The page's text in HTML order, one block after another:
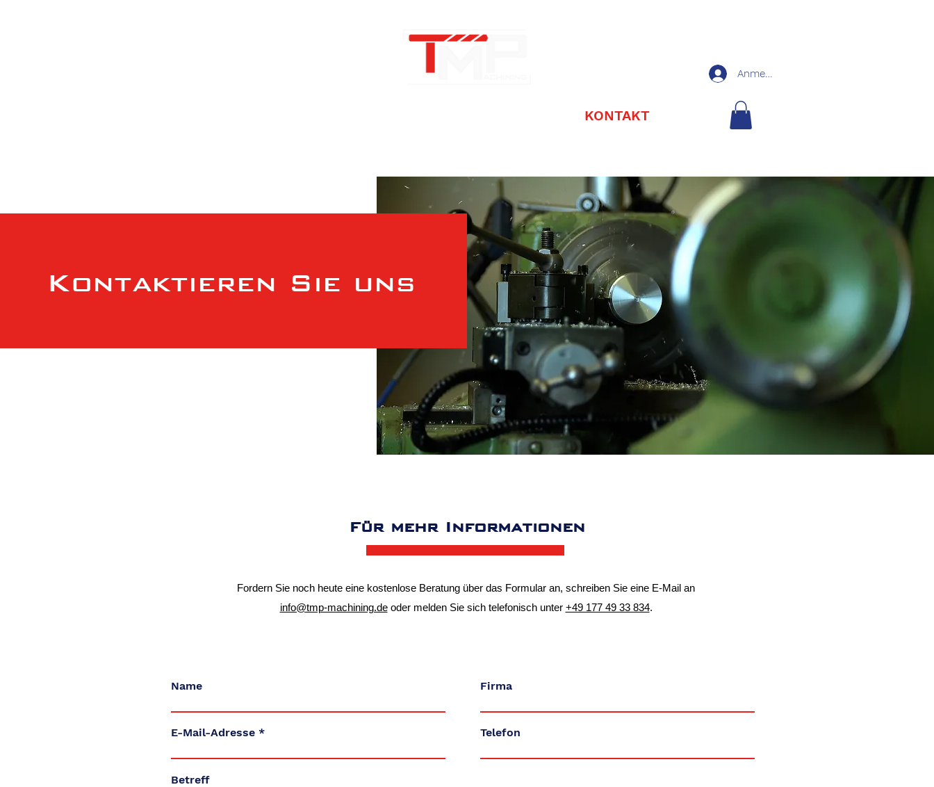
KONTAKT
Anmelden
Kontaktieren Sie uns
Für mehr Informationen
Fordern Sie noch heute eine kostenlose Beratung über das Formular an, schreiben Sie eine E-Mail an
info@tmp-machining.deoder melden Sie sich telefonisch unter +49 177 49 33 834.
Name
E-Mail-Adresse
Firma
Telefon
Betreff